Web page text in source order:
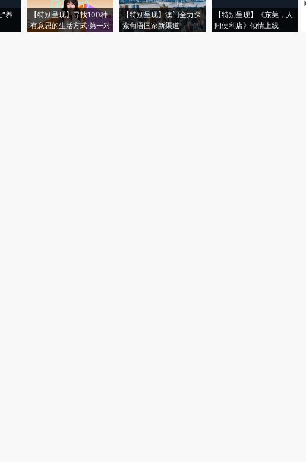
“养
【特别呈现】寻找100种
有意思的生活方式·第一对
【特别呈现】澳门全力探
索葡语国家新渠道
【特别呈现】《东莞，人
间便利店》倾情上线